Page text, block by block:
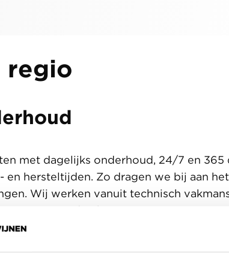
regio
met dagelijks onderhoud, 24/7 en 365
en hersteltijden. Zo dragen we bij aan
Wij werken vanuit technisch
onze opdrachtgevers en partners. Bij
met preventief onderhoud/
signaleren we kansen en